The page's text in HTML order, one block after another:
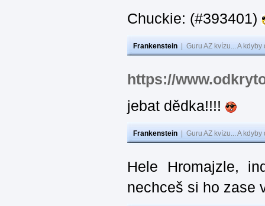
Chuckie: (#393401)
Frankenstein Guru AZ kvízu... A
https://
jebat dědka!!!!
Frankenstein Guru AZ kvízu... A
Hele Hromajzle,
nechceš si ho zase